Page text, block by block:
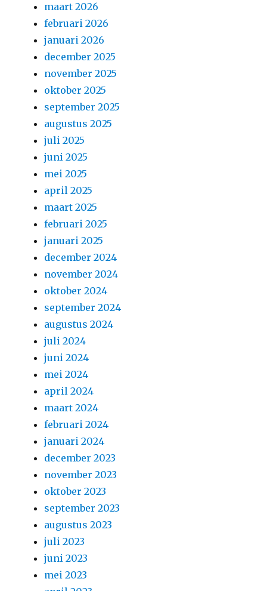
maart 2026
februari 2026
januari 2026
december 2025
november 2025
oktober 2025
september 2025
augustus 2025
juli 2025
juni 2025
mei 2025
april 2025
maart 2025
februari 2025
januari 2025
december 2024
november 2024
oktober 2024
september 2024
augustus 2024
juli 2024
juni 2024
mei 2024
april 2024
maart 2024
februari 2024
januari 2024
december 2023
november 2023
oktober 2023
september 2023
augustus 2023
juli 2023
juni 2023
mei 2023